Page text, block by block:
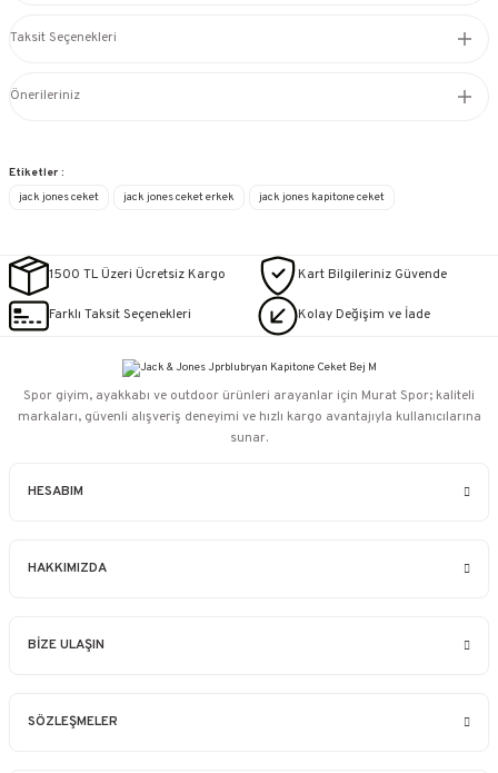
Taksit Seçenekleri
Önerileriniz
Etiketler :
jack jones ceket
jack jones ceket erkek jack jones kapitone ceket
1500 TL Üzeri Ücretsiz Kargo Kart Bilgileriniz Güvende
Farklı Taksit Seçenekleri Kolay Değişim ve İade
HESABIM
HAKKIMIZDA
BİZE ULAŞIN
SÖZLEŞMELER
Spor giyim, ayakkabı ve outdoor ürünleri arayanlar için Murat Spor; kaliteli
markaları, güvenli alışveriş deneyimi ve hızlı kargo avantajıyla kullanıcılarına
sunar.